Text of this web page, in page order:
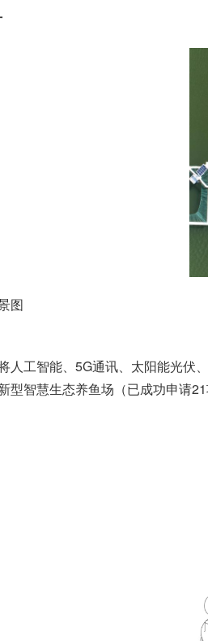
图
人工智能、5G通讯、太阳能光伏
型智慧生态养鱼场（已成功申请21